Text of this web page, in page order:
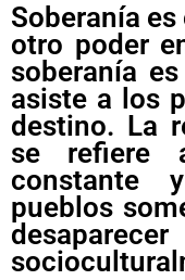
Soberanía
otro poder
soberanía
asiste a los
destino. La
se refiere
constante
pueblos